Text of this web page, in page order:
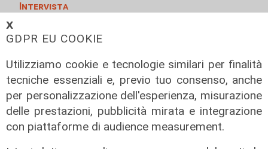
𝗫
GDPR EU COOKIE
Utilizziamo cookie e tecnologie similari per finalità
tecniche essenziali e, previo tuo consenso, anche
per personalizzazione dell'esperienza, misurazione
delle prestazioni, pubblicità mirata e integrazione
con piattaforme di audience measurement.
Intervista
le Case di Comunità meno pressione
per infermieri"
di Filippo Serio